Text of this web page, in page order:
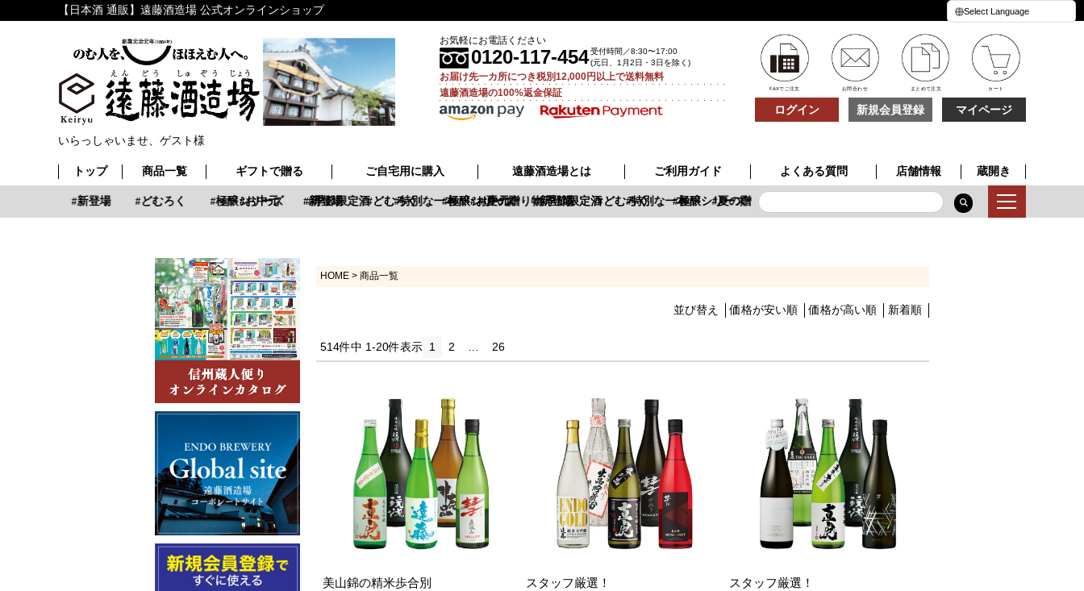
【日本酒 通販】遠藤酒造場 公式オンラインショップ
お気軽にお電話ください
0120-117-454受付時間／8:30〜17:00
(元日、1月2日・3日を除く)
お届け先一カ所につき税別12,000円以上で送料無料
遠藤酒造場の100%返金保証
FAXでご注文 お問合わせ まとめて注文 カート
ログイン 新規会員登録 マイページ
いらっしゃいませ、ゲスト様
トップ 商品一覧 ギフトで贈る ご自宅用に購入 遠藤酒造場とは ご利用ガイド よくある質問 店舗情報 蔵開き
新登場 どむろく 極醸シリーズ 季節限定酒 特別な一本 夏の贈り物
お中元 新登場 どむろく 極醸シリーズ 季節限定酒 特別な一本 夏の贈り物
お中元 新登場 どむろく 極醸シリーズ 夏の贈り物
HOME 商品一覧
並び替え 価格が安い順 価格が高い順 新着順
514件中 1-20件表示 1 2 … 26
美山錦の精米歩合別 スタッフ厳選！ スタッフ厳選！